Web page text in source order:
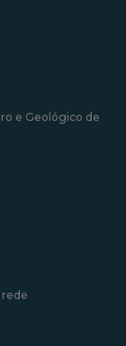
e Geológico de
rede